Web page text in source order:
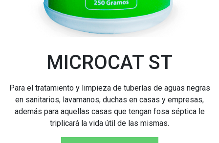
MICROCAT ST
Para el tratamiento y limpieza de tuberías de aguas negras
en sanitarios, lavamanos, duchas en casas y empresas,
además para aquellas casas que tengan fosa séptica le
triplicará la vida útil de las mismas.